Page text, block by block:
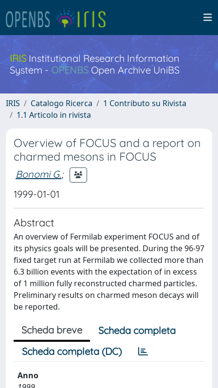
IRISInstitutional Research Information
System - OPENBS Open Archive UniBS
IRIS Catalogo Ricerca
1 Contributo su Rivista
1.1 Articolo in rivista
Overview of FOCUS and a report on
charmed mesons in FOCUS
Bonomi G.;
1999-01-01
Abstract
An overview of Fermilab experiment FOCUS and of
its physics goals will be presented. During the 96-97
fixed target run at Fermilab we collected more than
6.3 billion events with the expectation of in excess
of 1 million fully reconstructed charmed particles.
Preliminary results on charmed meson decays will
be reported.
Scheda breve
Scheda completa
Scheda completa (DC)
Anno